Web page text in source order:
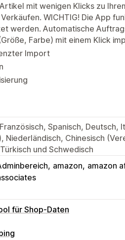
mit wenigen Klicks zu
WICHTIG! Die App
werden. Automatische
Farbe) mit einem Klick
Import
Spanisch, Deutsch,
Niederländisch, Chinesisch
und Schwedisch
amazon amazon
für Shop-Daten